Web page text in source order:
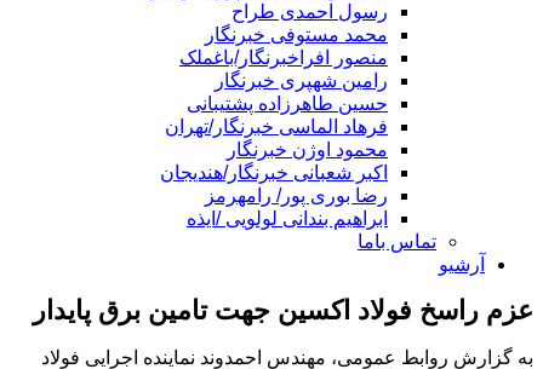
رسول احمدی طراح
محمد مستوفی خبرنگار
منصور افراخبرنگار/باغملک
رامین شهپری خبرنگار
حسین طاهرزاده پشتیبانی
فرهاد الماسی خبرنگار/تهران
محمود اوژن خبرنگار
اکبر شعبانی خبرنگار/هندیجان
رضا بوری پور/ رامهرمز
ابراهیم بندانی لولویی /ایذه
تماس باما
آرشیو
عزم راسخ فولاد اکسین جهت تامین برق پایدار
به گزارش روابط عمومی، مهندس احمدوند نماینده اجرایی فولاد